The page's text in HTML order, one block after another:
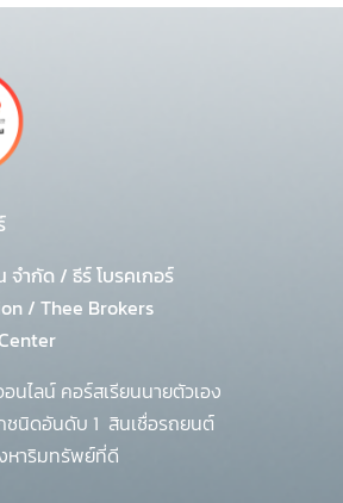
จำกัด / ธีร์ โบรคเกอร์
/ Thee Brokers
นไลน์ คอร์สเรียนนายตัวเอง
ชนิดอันดับ 1 สินเชื่อรถยนต์
หาริมทรัพย์ที่ดี